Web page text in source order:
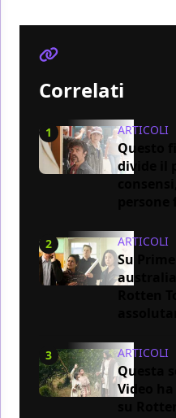
Correlati
1 ARTICOLI
Questo
divide il
2 ARTICOLI
Su
3 ARTICOLI
Questa
Video